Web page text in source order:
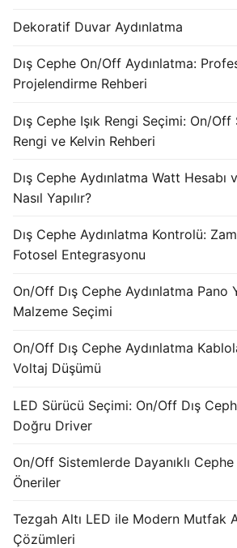
Turkish
French
Dekoratif Duvar Aydınlatma
Dış Cephe On/Off Aydınlatma:
Projelendirme Rehberi
Dış Cephe Işık Rengi Seçimi: On/Off
Rengi ve Kelvin Rehberi
Dış Cephe Aydınlatma Watt Hesabı
Nasıl Yapılır?
Dış Cephe Aydınlatma Kontrolü:
Fotosel Entegrasyonu
On/Off Dış Cephe Aydınlatma Pano
Malzeme Seçimi
On/Off Dış Cephe Aydınlatma
Voltaj Düşümü
LED Sürücü Seçimi: On/Off Dış
Doğru Driver
On/Off Sistemlerde Dayanıklı
Öneriler
Tezgah Altı LED ile Modern Mutfak
Çözümleri